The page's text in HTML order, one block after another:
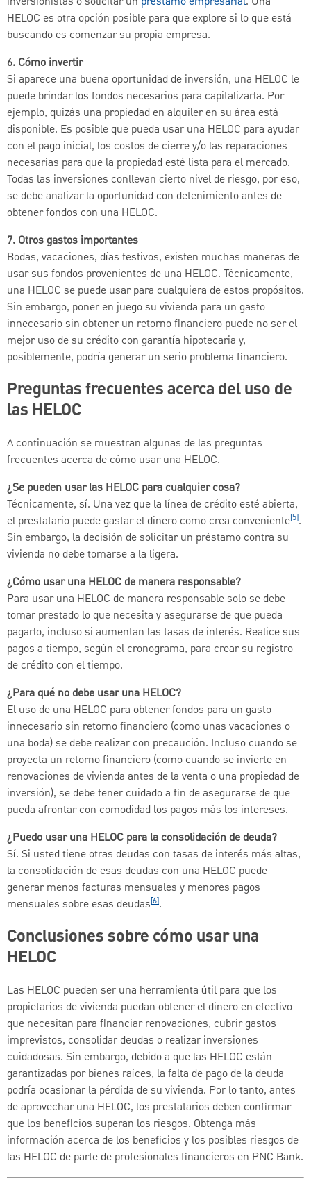
HELOC es otra opción posible para que explore si lo que está
buscando es comenzar su propia empresa.
6. Cómo invertir
Si aparece una buena oportunidad de inversión, una HELOC le
puede brindar los fondos necesarios para capitalizarla. Por
ejemplo, quizás una propiedad en alquiler en su área está
disponible. Es posible que pueda usar una HELOC para ayudar
con el pago inicial, los costos de cierre y/o las reparaciones
necesarias para que la propiedad esté lista para el mercado.
Todas las inversiones conllevan cierto nivel de riesgo, por eso,
se debe analizar la oportunidad con detenimiento antes de
obtener fondos con una HELOC.
7. Otros gastos importantes
Bodas, vacaciones, días festivos, existen muchas maneras de
usar sus fondos provenientes de una HELOC. Técnicamente,
una HELOC se puede usar para cualquiera de estos propósitos.
Sin embargo, poner en juego su vivienda para un gasto
innecesario sin obtener un retorno financiero puede no ser el
mejor uso de su crédito con garantía hipotecaria y,
posiblemente, podría generar un serio problema financiero.
Preguntas frecuentes acerca del uso de
las HELOC
A continuación se muestran algunas de las preguntas
frecuentes acerca de cómo usar una HELOC.
¿Se pueden usar las HELOC para cualquier cosa?
Técnicamente, sí. Una vez que la línea de crédito esté abierta,
el prestatario puede gastar el dinero como crea conveniente[5].
Sin embargo, la decisión de solicitar un préstamo contra su
vivienda no debe tomarse a la ligera.
¿Cómo usar una HELOC de manera responsable?
Para usar una HELOC de manera responsable solo se debe
tomar prestado lo que necesita y asegurarse de que pueda
pagarlo, incluso si aumentan las tasas de interés. Realice sus
pagos a tiempo, según el cronograma, para crear su registro
de crédito con el tiempo.
¿Para qué no debe usar una HELOC?
El uso de una HELOC para obtener fondos para un gasto
innecesario sin retorno financiero (como unas vacaciones o
una boda) se debe realizar con precaución. Incluso cuando se
proyecta un retorno financiero (como cuando se invierte en
renovaciones de vivienda antes de la venta o una propiedad de
inversión), se debe tener cuidado a fin de asegurarse de que
pueda afrontar con comodidad los pagos más los intereses.
¿Puedo usar una HELOC para la consolidación de deuda?
Sí. Si usted tiene otras deudas con tasas de interés más altas,
la consolidación de esas deudas con una HELOC puede
generar menos facturas mensuales y menores pagos
mensuales sobre esas deudas[6].
Conclusiones sobre cómo usar una
HELOC
Las HELOC pueden ser una herramienta útil para que los
propietarios de vivienda puedan obtener el dinero en efectivo
que necesitan para financiar renovaciones, cubrir gastos
imprevistos, consolidar deudas o realizar inversiones
cuidadosas. Sin embargo, debido a que las HELOC están
garantizadas por bienes raíces, la falta de pago de la deuda
podría ocasionar la pérdida de su vivienda. Por lo tanto, antes
de aprovechar una HELOC, los prestatarios deben confirmar
que los beneficios superan los riesgos. Obtenga más
información acerca de los beneficios y los posibles riesgos de
las HELOC de parte de profesionales financieros en PNC Bank.